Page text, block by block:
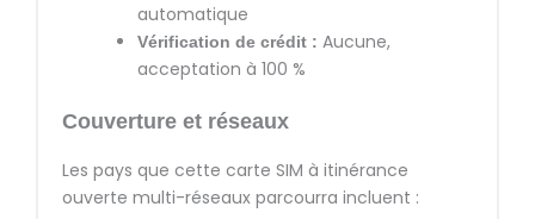
automatique
Vérification de crédit : Aucune,
acceptation à 100 %
Couverture et réseaux
Les pays que cette carte SIM à itinérance
ouverte multi-réseaux parcourra incluent :